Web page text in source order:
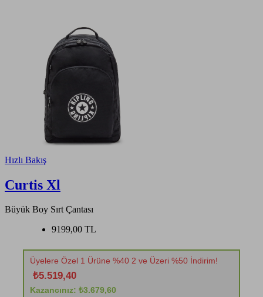
Hızlı Bakış
Curtis Xl
Büyük Boy Sırt Çantası
9199,00 TL
Üyelere Özel 1 Ürüne %40 2 ve Üzeri %50 İndirim!
₺5.519,40
Kazancınız: ₺3.679,60